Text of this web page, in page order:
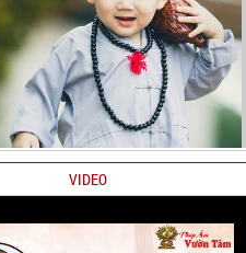
VIDEO